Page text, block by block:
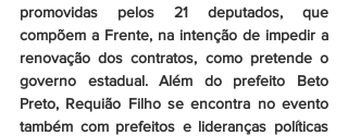
promovidas pelos 21 deputados, que
compõem a Frente, na intenção de impedir a
renovação dos contratos, como pretende o
governo estadual. Além do prefeito Beto
Preto, Requião Filho se encontra no evento
também com prefeitos e lideranças políticas